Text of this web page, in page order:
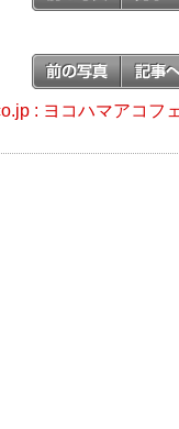
: ヨコハマアコフ